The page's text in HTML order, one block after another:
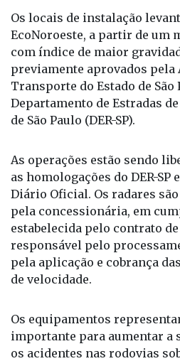
Os locais de instalação
EcoNoroeste, a partir de um
com índice de maior
previamente aprovados pela
Transporte do Estado de São
Departamento de Estradas
de São Paulo (DER-SP).
As operações estão sendo
as homologações do DER-SP
Diário Oficial. Os radares
pela concessionária, em
estabelecida pelo contrato de
responsável pelo
pela aplicação e cobrança
de velocidade.
Os equipamentos
importante para aumentar a
os acidentes nas rodovias